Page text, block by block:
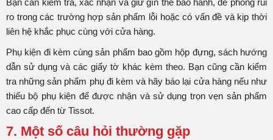
Bạn cần kiểm tra, xác nhận và giữ gìn thẻ bảo hành, đề phòng rủi
ro trong các trường hợp sản phẩm lỗi hoặc có vấn đề và kịp thời
liên hệ khắc phục cùng với cửa hàng.
Phụ kiện đi kèm cùng sản phẩm bao gồm hộp đựng, sách hướng
dẫn sử dụng và các giấy tờ khác kèm theo. Bạn cũng cần kiểm
tra những sản phẩm phụ đi kèm và hãy báo lại cửa hàng nếu như
thiếu bộ phụ kiện để được nhận và sử dụng trọn vẹn sản phẩm
cao cấp đến từ Tissot.
7. Một số câu hỏi thường gặp